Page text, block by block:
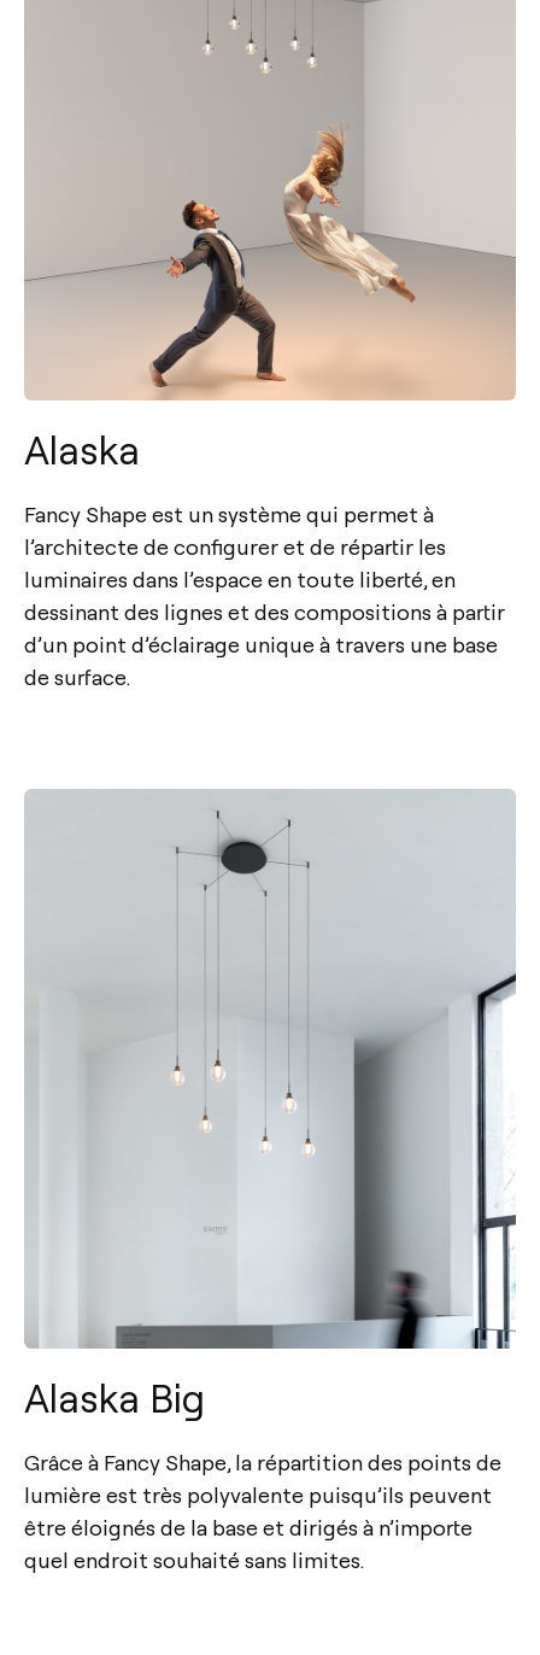
Alaska
Fancy Shape est un système qui permet à
l’architecte de configurer et de répartir les
luminaires dans l’espace en toute liberté, en
dessinant des lignes et des compositions à partir
d’un point d’éclairage unique à travers une base
de surface.
Alaska Big
Grâce à Fancy Shape, la répartition des points de
lumière est très polyvalente puisqu’ils peuvent
être éloignés de la base et dirigés à n’importe
quel endroit souhaité sans limites.